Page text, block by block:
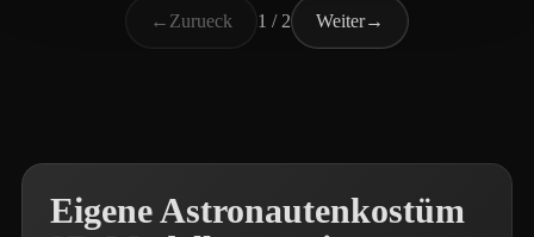
← Zurueck 1 / 2 Weiter→
Eigene Astronautenkostüm